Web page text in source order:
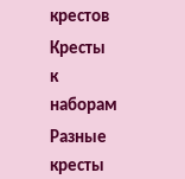
крестов
Кресты
к
наборам
Разные
кресты